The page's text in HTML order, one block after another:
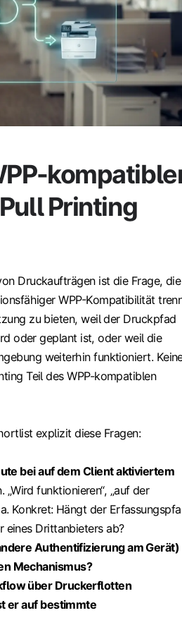
Printing
Druckaufträgen ist die Frage, die
WPP-Kompatibilität
zu bieten, weil der Druckpfad
oder geplant ist, oder weil die
weiterhin funktioniert.
Teil des WPP-kompatiblen
explizit diese Fragen:
bei auf dem Client aktiviertem
funktionieren“, „auf der
Konkret: Hängt der
eines Drittanbieters ab?
Authentifizierung am Gerät)
Mechanismus?
über Druckerflotten
er auf bestimmte